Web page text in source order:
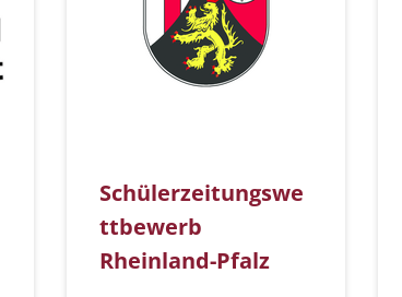
Schülerzeitungswe
ttbewerb
Rheinland-Pfalz